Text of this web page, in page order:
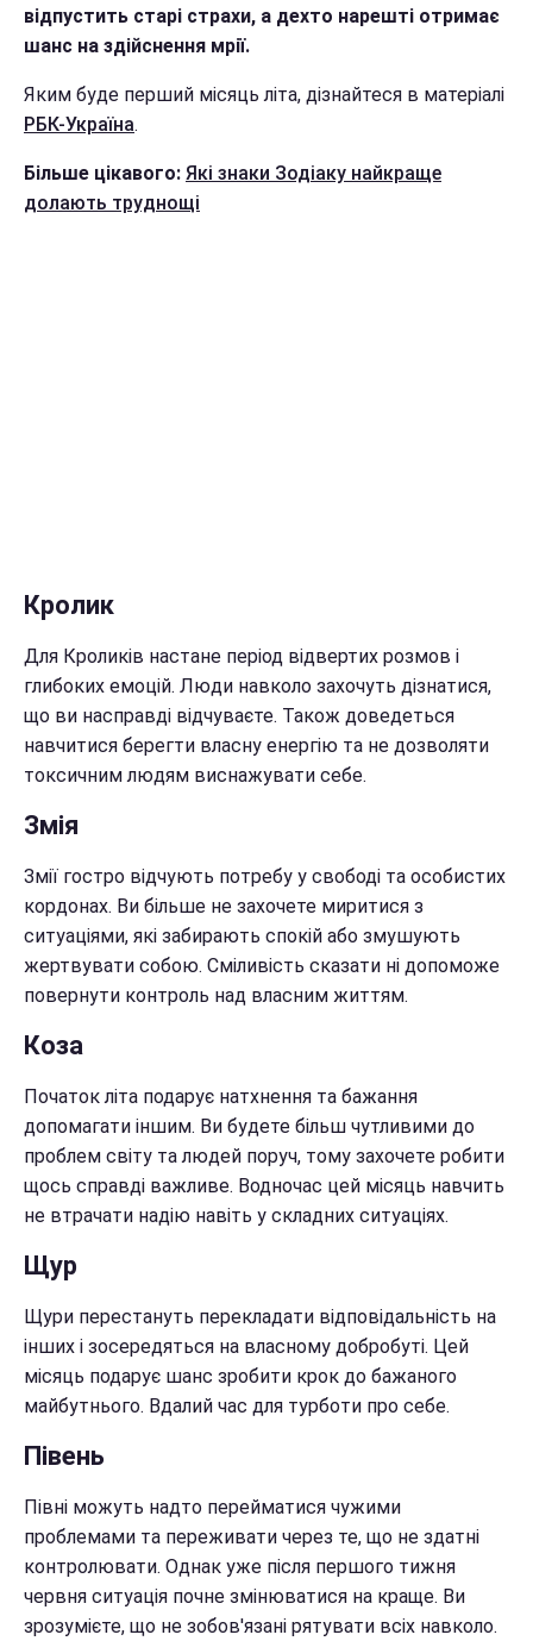
відпустить старі страхи, а дехто нарешті отримає
шанс на здійснення мрії.
Яким буде перший місяць літа, дізнайтеся в матеріалі
РБК-Україна.
Більше цікавого: Які знаки Зодіаку найкраще
долають труднощі
Кролик
Для Кроликів настане період відвертих розмов і
глибоких емоцій. Люди навколо захочуть дізнатися,
що ви насправді відчуваєте. Також доведеться
навчитися берегти власну енергію та не дозволяти
токсичним людям виснажувати себе.
Змія
Змії гостро відчують потребу у свободі та особистих
кордонах. Ви більше не захочете миритися з
ситуаціями, які забирають спокій або змушують
жертвувати собою. Сміливість сказати ні допоможе
повернути контроль над власним життям.
Коза
Початок літа подарує натхнення та бажання
допомагати іншим. Ви будете більш чутливими до
проблем світу та людей поруч, тому захочете робити
щось справді важливе. Водночас цей місяць навчить
не втрачати надію навіть у складних ситуаціях.
Щур
Щури перестануть перекладати відповідальність на
інших і зосередяться на власному добробуті. Цей
місяць подарує шанс зробити крок до бажаного
майбутнього. Вдалий час для турботи про себе.
Півень
Півні можуть надто перейматися чужими
проблемами та переживати через те, що не здатні
контролювати. Однак уже після першого тижня
червня ситуація почне змінюватися на краще. Ви
зрозумієте, що не зобов'язані рятувати всіх навколо.